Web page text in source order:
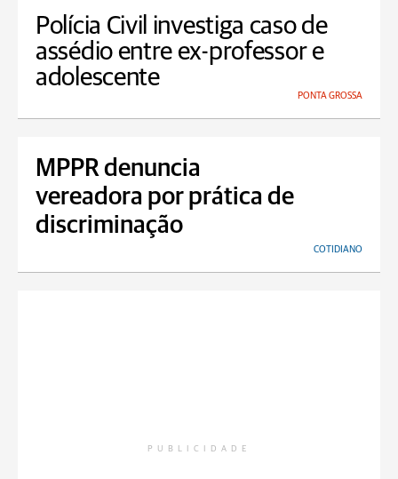
Polícia Civil investiga caso de
assédio entre ex-professor e
adolescente
PONTA GROSSA
MPPR denuncia
vereadora por prática de
discriminação
COTIDIANO
PUBLICIDADE